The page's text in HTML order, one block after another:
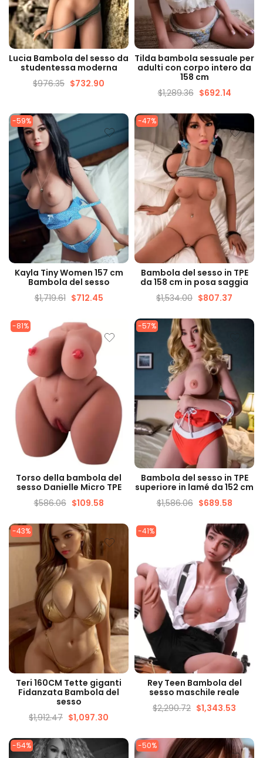
VISUALIZZAZIONE
VELOCE
Lucia Bambola del sesso da
studentessa moderna
$976.35 $732.90
VISUALIZZAZIONE
VELOCE
Tilda bambola sessuale per
adulti con corpo intero da
158 cm
$1,289.36 $692.14
-59%
VISUALIZZAZIONE
VELOCE
Kayla Tiny Women 157 cm
Bambola del sesso
$1,719.61 $712.45
-47%
VISUALIZZAZIONE
VELOCE
Bambola del sesso in TPE
da 158 cm in posa saggia
$1,534.00 $807.37
-81%
VISUALIZZAZIONE
VELOCE
Torso della bambola del
sesso Danielle Micro TPE
$586.06 $109.58
-57%
VISUALIZZAZIONE
VELOCE
Bambola del sesso in TPE
superiore in lamé da 152 cm
$1,586.06 $689.58
-43%
VISUALIZZAZIONE
VELOCE
Teri 160CM Tette giganti
Fidanzata Bambola del
sesso
$1,912.47 $1,097.30
-41%
VISUALIZZAZIONE
VELOCE
Rey Teen Bambola del
sesso maschile reale
$2,290.72 $1,343.53
-54% -50%